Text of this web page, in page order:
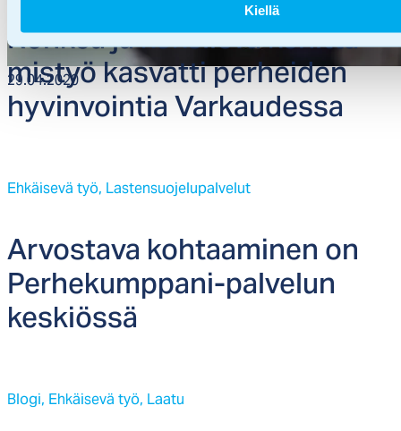
Kiellä
29.04.2020
Roh­kea ja ko­kei­le­va ke­hit­tä­
mis­työ kas­vat­ti per­hei­den
hy­vin­voin­tia Var­kau­des­sa
Ehkäisevä työ, Lastensuojelupalvelut
Ar­vos­ta­va koh­taa­mi­nen on
Per­he­kump­pa­ni-pal­ve­lun
kes­kiös­sä
Blogi, Ehkäisevä työ, Laatu